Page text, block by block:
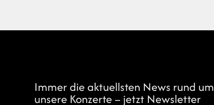
Immer die aktuellsten News rund um
unsere Konzerte – jetzt Newsletter